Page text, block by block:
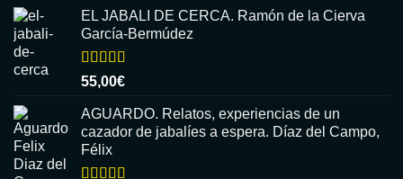
5
EL JABALI DE CERCA. Ramón de la Cierva
García-Bermúdez
Valorado
con
5
55,00€
AGUARDO. Relatos, experiencias de un
cazador de jabalíes a espera. Díaz del Campo,
Félix